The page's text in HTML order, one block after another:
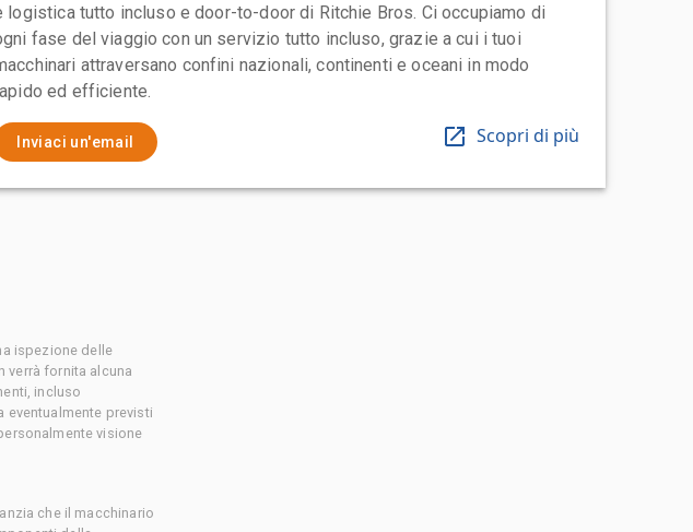
logistica tutto incluso e door-to-door di Ritchie Bros. Ci occupiamo di
fase del viaggio con un servizio tutto incluso, grazie a cui i tuoi
attraversano confini nazionali, continenti e oceani in modo
ed efficiente.
Inviaci un'email Scopri di più
ispezione delle
verrà fornita alcuna
incluso
previsti
visione
che il macchinario